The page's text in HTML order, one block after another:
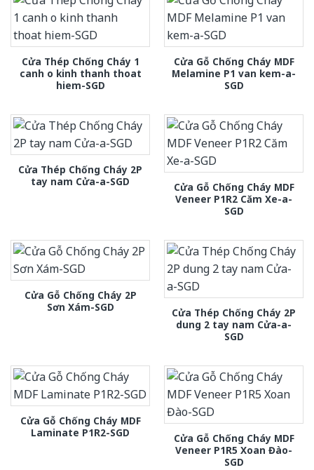
Cửa Thép Chống Cháy 1
canh o kinh thanh thoat
hiem-SGD
Cửa Gỗ Chống Cháy MDF
Melamine P1 van kem-a-
SGD
Cửa Thép Chống Cháy 2P
tay nam Cửa-a-SGD
Cửa Gỗ Chống Cháy MDF
Veneer P1R2 Căm Xe-a-
SGD
Cửa Gỗ Chống Cháy 2P
Sơn Xám-SGD
Cửa Thép Chống Cháy 2P
dung 2 tay nam Cửa-a-
SGD
Cửa Gỗ Chống Cháy MDF
Laminate P1R2-SGD
Cửa Gỗ Chống Cháy MDF
Veneer P1R5 Xoan Đào-
SGD